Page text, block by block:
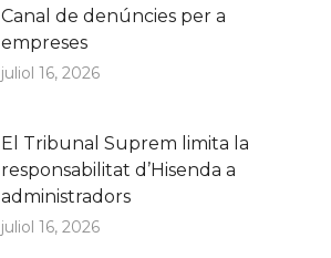
Canal de denúncies per a
empreses
juliol 16, 2026
El Tribunal Suprem limita la
responsabilitat d’Hisenda a
administradors
juliol 16, 2026